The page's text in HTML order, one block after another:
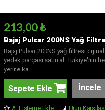
213,00 ₺
Bajaj Pulsar 200NS Yağ
Bajaj Pulsar 200NS yağ filtresi orjinal
yedek parçası satın al. Türkiye'nin
yerine ka...
Sepete Ekle İncele
A. Listeme Ekle Ürün